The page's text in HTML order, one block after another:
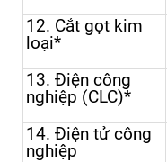
12. Cắt gọt kim
loại*
13. Điện công
nghiệp (CLC)*
14. Điện tử công
nghiệp